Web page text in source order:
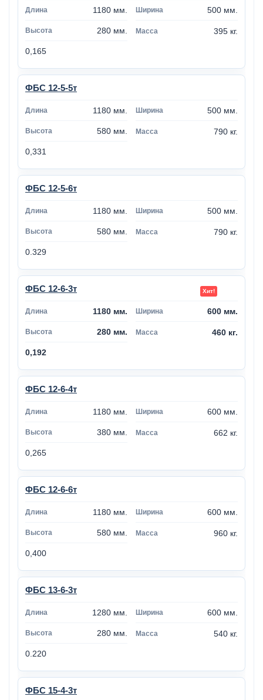
1180 мм. 500 мм.
280 мм. 395 кг.
0,165
ФБС 12-5-5т
1180 мм. 500 мм.
580 мм. 790 кг.
0,331
ФБС 12-5-6т
1180 мм. 500 мм.
580 мм. 790 кг.
0.329
ФБС 12-6-3т
1180 мм. 600 мм.
280 мм. 460 кг.
0,192
ФБС 12-6-4т
1180 мм. 600 мм.
380 мм. 662 кг.
0,265
ФБС 12-6-6т
1180 мм. 600 мм.
580 мм. 960 кг.
0,400
ФБС 13-6-3т
1280 мм. 600 мм.
280 мм. 540 кг.
0.220
ФБС 15-4-3т